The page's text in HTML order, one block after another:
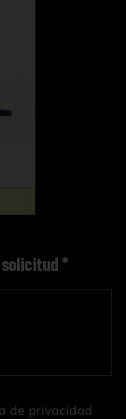
*
de privacidad